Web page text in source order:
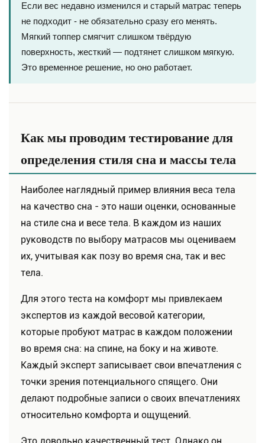
Если вес недавно изменился и старый матрас теперь
не подходит - не обязательно сразу его менять.
Мягкий топпер смягчит слишком твёрдую
поверхность, жесткий — подтянет слишком мягкую.
Это временное решение, но оно работает.
Как мы проводим тестирование для
определения стиля сна и массы тела
Наиболее наглядный пример влияния веса тела
на качество сна - это наши оценки, основанные
на стиле сна и весе тела. В каждом из наших
руководств по выбору матрасов мы оцениваем
их, учитывая как позу во время сна, так и вес
тела.
Для этого теста на комфорт мы привлекаем
экспертов из каждой весовой категории,
которые пробуют матрас в каждом положении
во время сна: на спине, на боку и на животе.
Каждый эксперт записывает свои впечатления с
точки зрения потенциального спящего. Они
делают подробные записи о своих впечатлениях
относительно комфорта и ощущений.